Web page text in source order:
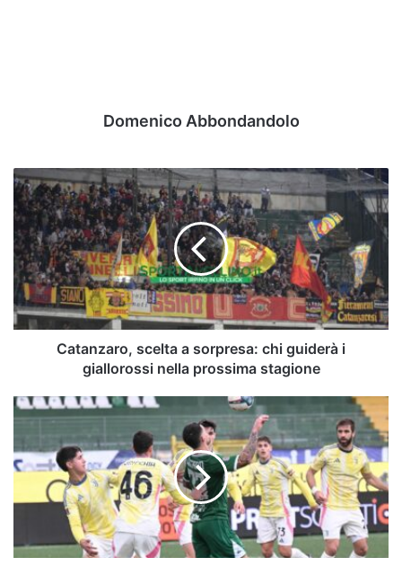
Domenico Abbondandolo
Catanzaro,
scelta
a
sorpresa:
chi
guiderà
giallorossi
nella
prossimaCatanzaro, scelta a sorpresa: chi guiderà i
giallorossi nella prossima stagione
Avellino,
completezza
i
motivi
su